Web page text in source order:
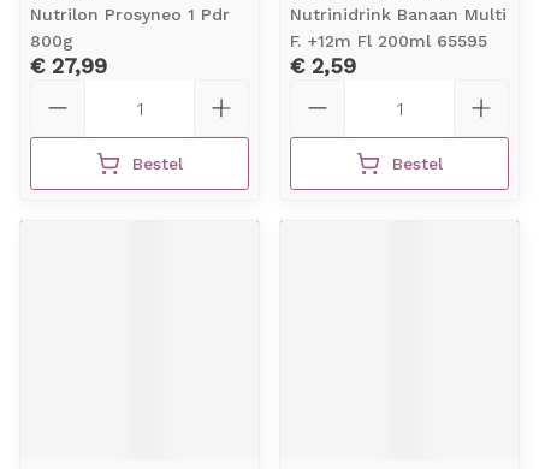
Nutrilon Prosyneo 1 Pdr
800g
€ 27,99
Bestel
Nutrinidrink Banaan Multi
F. +12m Fl 200ml 65595
€ 2,59
Bestel